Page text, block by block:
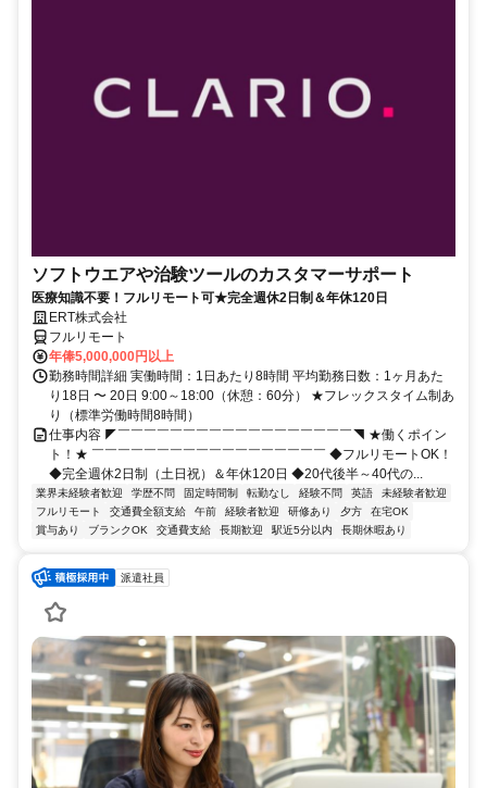
ソフトウエアや治験ツールのカスタマーサポート
医療知識不要！フルリモート可★完全週休2日制＆年休120日
ERT株式会社
フルリモート
年俸5,000,000円以上
勤務時間詳細 実働時間：1日あたり8時間 平均勤務日数：1ヶ月あた
り18日 〜 20日 9:00～18:00（休憩：60分） ★フレックスタイム制あ
り（標準労働時間8時間）
仕事内容 ◤￣￣￣￣￣￣￣￣￣￣￣￣￣￣￣￣￣￣◥ ★働くポイン
ト！★ ￣￣￣￣￣￣￣￣￣￣￣￣￣￣￣￣￣￣ ◆フルリモートOK！
◆完全週休2日制（土日祝）＆年休120日 ◆20代後半～40代の...
業界未経験者歓迎 学歴不問 固定時間制 転勤なし 経験不問 英語
未経験者歓迎
フルリモート
交通費全額支給 午前 経験者歓迎 研修あり 夕方
在宅OK
賞与あり
ブランクOK 交通費支給 長期歓迎 駅近5分以内 長期休暇あり
派遣社員